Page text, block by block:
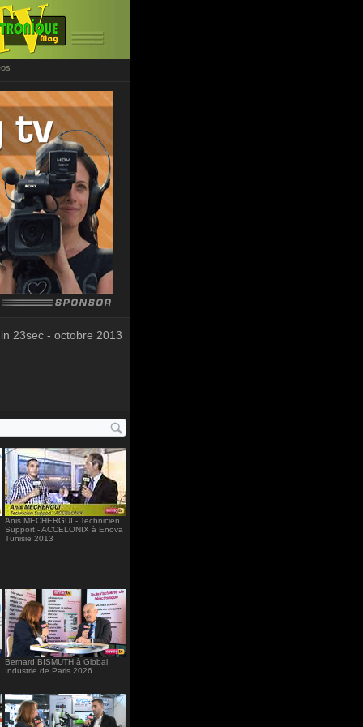
23sec - octobre 2013
Anis MECHERGUI - Technicien
Support - ACCELONIX à Enova
Tunisie 2013
Bernard BISMUTH à Global
Industrie de Paris 2026